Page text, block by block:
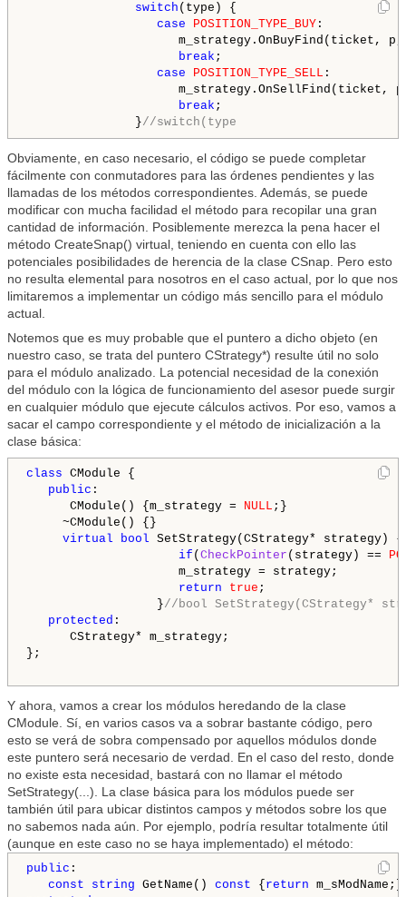
switch (type) {
case
POSITION_TYPE_BUY :
m_strategy.OnBuyFind(ticket,
break ;
case
POSITION_TYPE_SELL :
m_strategy.OnSellFind(ticket,
break ;
}//switch(type
Obviamente, en caso necesario, el código se puede completar
fácilmente con conmutadores para las órdenes pendientes y las
llamadas de los métodos correspondientes. Además, se puede
modificar con mucha facilidad el método para recopilar una gran
cantidad de información. Posiblemente merezca la pena hacer el
método CreateSnap() virtual, teniendo en cuenta con ello las
potenciales posibilidades de herencia de la clase CSnap. Pero esto
no resulta elemental para nosotros en el caso actual, por lo que nos
limitaremos a implementar un código más sencillo para el módulo
actual.
Notemos que es muy probable que el puntero a dicho objeto (en
nuestro caso, se trata del puntero CStrategy*) resulte útil no solo
para el módulo analizado. La potencial necesidad de la conexión
del módulo con la lógica de funcionamiento del asesor puede surgir
en cualquier módulo que ejecute cálculos activos. Por eso, vamos a
sacar el campo correspondiente y el método de inicialización a la
clase básica:
class CModule {
public :
CModule() {m_strategy = NULL ;}
~CModule() {}
virtual
bool SetStrategy(CStrategy* strategy) {
if ( CheckPointer (strategy) ==
m_strategy = strategy;
return
true ;
}//bool SetStrategy(CStrategy*
protected :
CStrategy* m_strategy;
};
Y ahora, vamos a crear los módulos heredando de la clase
CModule. Sí, en varios casos va a sobrar bastante código, pero
esto se verá de sobra compensado por aquellos módulos donde
este puntero será necesario de verdad. En el caso del resto, donde
no existe esta necesidad, bastará con no llamar el método
SetStrategy(...). La clase básica para los módulos puede ser
también útil para ubicar distintos campos y métodos sobre los que
no sabemos nada aún. Por ejemplo, podría resultar totalmente útil
(aunque en este caso no se haya implementado) el método:
public :
const
string GetName() const { return